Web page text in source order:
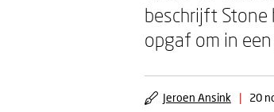
beschrijft Stone
opgaf om in
Jeroen Ansink | 20